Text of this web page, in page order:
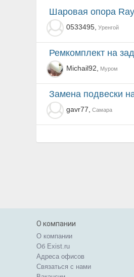
Шаровая опора
0533495, Уренгой
Ремкомплект на
Michail92, Муром
замена подвески
gavr77, Самара
О компании
О компании
Об Exist.ru
Адреса офисов
Связаться с нами